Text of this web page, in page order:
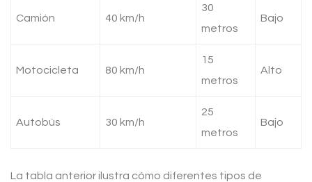
Camión 40 km/h
30
metros
Bajo
Motocicleta 80 km/h
15
metros
Alto
Autobús 30 km/h
25
metros
Bajo
La tabla anterior ilustra cómo diferentes tipos de